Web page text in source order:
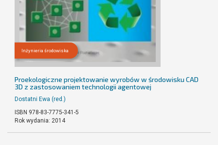
Inżynieria środowiska
Proekologiczne projektowanie wyrobów w środowisku CAD
3D z zastosowaniem technologii agentowej
Dostatni Ewa (red.)
ISBN 978-83-7775-341-5
Rok wydania: 2014